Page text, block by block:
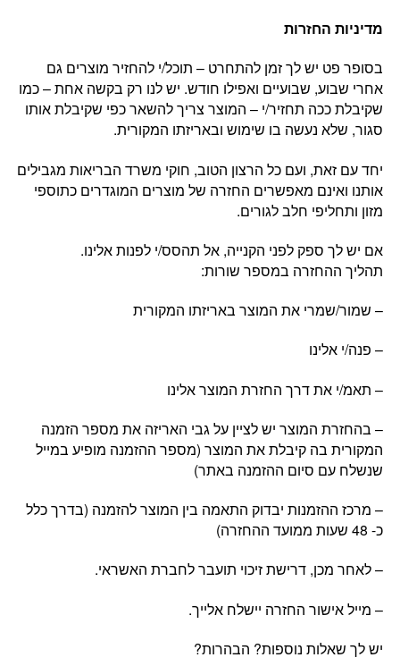
מדיניות החזרות
בסופר פט יש לך זמן להתחרט – תוכל/י להחזיר מוצרים גם
אחרי שבוע, שבועיים ואפילו חודש. יש לנו רק בקשה אחת – כמו
שקיבלת ככה תחזיר/י – המוצר צריך להשאר כפי שקיבלת אותו
סגור, שלא נעשה בו שימוש ובאריזתו המקורית.
יחד עם זאת, ועם כל הרצון הטוב, חוקי משרד הבריאות מגבילים
אותנו ואינם מאפשרים החזרה של מוצרים המוגדרים כתוספי
מזון ותחליפי חלב לגורים.
אם יש לך ספק לפני הקנייה, אל תהסס/י לפנות אלינו.
תהליך ההחזרה במספר שורות:
– שמור/שמרי את המוצר באריזתו המקורית
– פנה/י אלינו
– תאמ/י את דרך החזרת המוצר אלינו
– בהחזרת המוצר יש לציין על גבי האריזה את מספר הזמנה
המקורית בה קיבלת את המוצר (מספר ההזמנה מופיע במייל
שנשלח עם סיום ההזמנה באתר)
– מרכז ההזמנות יבדוק התאמה בין המוצר להזמנה (בדרך כלל
כ- 48 שעות ממועד ההחזרה)
– לאחר מכן, דרישת זיכוי תועבר לחברת האשראי.
– מייל אישור החזרה יישלח אלייך.
יש לך שאלות נוספות? הבהרות?